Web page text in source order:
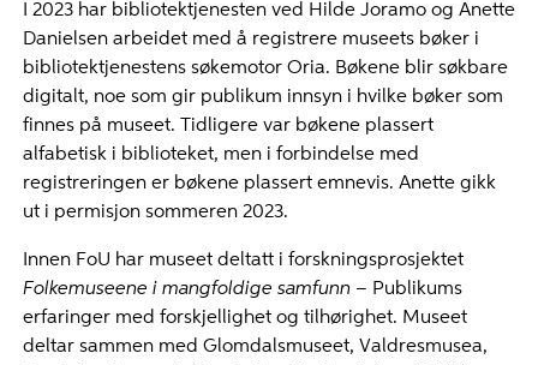
I 2023 har bibliotektjenesten ved Hilde Joramo og Anette
Danielsen arbeidet med å registrere museets bøker i
bibliotektjenestens søkemotor Oria. Bøkene blir søkbare
digitalt, noe som gir publikum innsyn i hvilke bøker som
finnes på museet. Tidligere var bøkene plassert
alfabetisk i biblioteket, men i forbindelse med
registreringen er bøkene plassert emnevis. Anette gikk
ut i permisjon sommeren 2023.
Innen FoU har museet deltatt i forskningsprosjektet
Folkemuseene i mangfoldige samfunn – Publikums
erfaringer med forskjellighet og tilhørighet. Museet
deltar sammen med Glomdalsmuseet, Valdresmusea,